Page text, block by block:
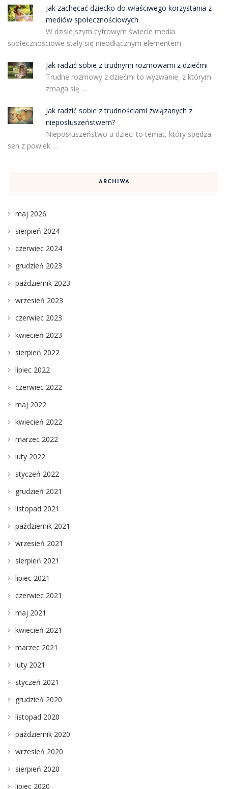
Jak zachęcać dziecko do właściwego korzystania z
mediów społecznościowych
W dzisiejszym cyfrowym świecie media
społecznościowe stały się nieodłącznym elementem …
Jak radzić sobie z trudnymi rozmowami z dziećmi
Trudne rozmowy z dziećmi to wyzwanie, z którym
zmaga się …
Jak radzić sobie z trudnościami związanych z
nieposłuszeństwem?
Nieposłuszeństwo u dzieci to temat, który spędza
sen z powiek …
ARCHIWA
maj 2026
sierpień 2024
czerwiec 2024
grudzień 2023
październik 2023
wrzesień 2023
czerwiec 2023
kwiecień 2023
sierpień 2022
lipiec 2022
czerwiec 2022
maj 2022
kwiecień 2022
marzec 2022
luty 2022
styczeń 2022
grudzień 2021
listopad 2021
październik 2021
wrzesień 2021
sierpień 2021
lipiec 2021
czerwiec 2021
maj 2021
kwiecień 2021
marzec 2021
luty 2021
styczeń 2021
grudzień 2020
listopad 2020
październik 2020
wrzesień 2020
sierpień 2020
lipiec 2020